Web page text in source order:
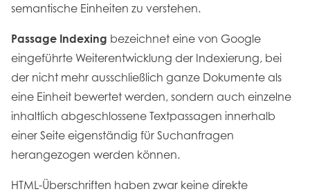
semantische Einheiten zu verstehen.
Passage Indexing bezeichnet eine von Google
eingeführte Weiterentwicklung der Indexierung, bei
der nicht mehr ausschließlich ganze Dokumente als
eine Einheit bewertet werden, sondern auch einzelne
inhaltlich abgeschlossene Textpassagen innerhalb
einer Seite eigenständig für Suchanfragen
herangezogen werden können.
HTML-Überschriften haben zwar keine direkte